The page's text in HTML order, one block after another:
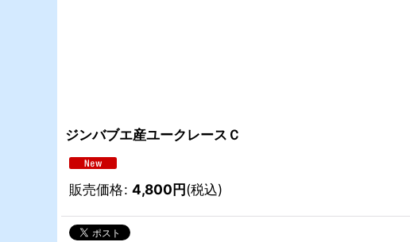
ジンバブエ産ユークレースＣ
販売価格: 4,800円(税込)